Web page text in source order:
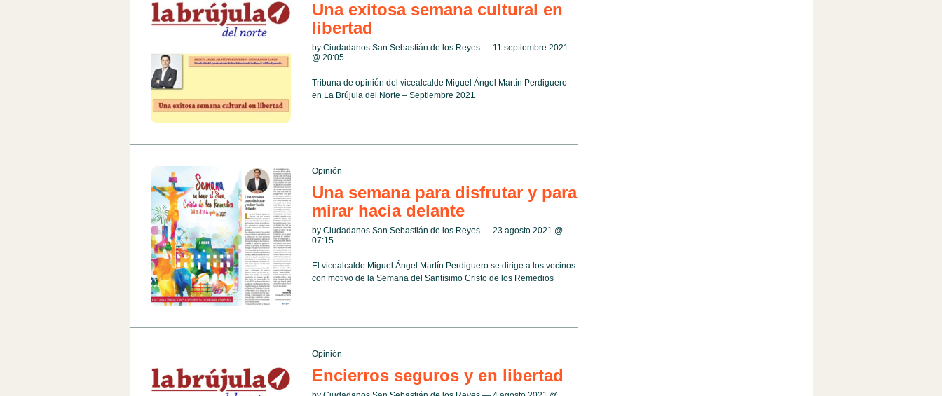
Una exitosa semana cultural en
libertad
by Ciudadanos San Sebastián de los Reyes — 11 septiembre 2021
@ 20:05
Tribuna de opinión del vicealcalde Miguel Ángel Martín Perdiguero
en La Brújula del Norte – Septiembre 2021
Opinión
Una semana para disfrutar y para
mirar hacia delante
by Ciudadanos San Sebastián de los Reyes — 23 agosto 2021 @
07:15
El vicealcalde Miguel Ángel Martín Perdiguero se dirige a los vecinos
con motivo de la Semana del Santísimo Cristo de los Remedios
Opinión
Encierros seguros y en libertad